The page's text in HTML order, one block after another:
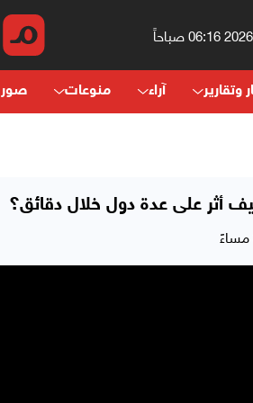
وتقارير آراء منوعات صور
أثر على عدة دول خلال دقائق؟